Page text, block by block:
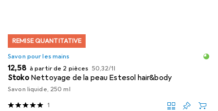
REMISE QUANTITATIVE
Savon pour les mains
EUR
12,58 à partir de 2 pièces EUR
50,32/1l
Stoko Nettoyage de la peau Estesol hair&body
Savon liquide, 250 ml
1